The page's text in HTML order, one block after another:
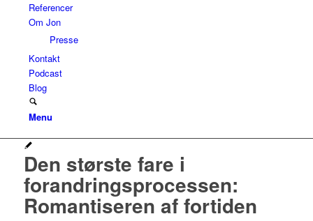
Referencer
Om Jon
Presse
Kontakt
Podcast
Blog
Menu
Den største fare i
forandringsprocessen:
Romantiseren af fortiden